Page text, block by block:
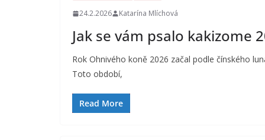
24.2.2026 Katarína Mlíchová
Jak se vám psalo kakizome
Rok Ohnivého koně 2026 začal podle čínského
Toto období,
Read More